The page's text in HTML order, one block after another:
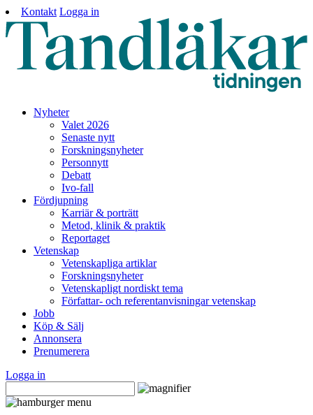
Kontakt Logga in
Nyheter
Valet 2026
Senaste nytt
Forskningsnyheter
Personnytt
Debatt
Ivo-fall
Fördjupning
Karriär & porträtt
Metod, klinik & praktik
Reportaget
Vetenskap
Vetenskapliga artiklar
Forskningsnyheter
Vetenskapligt nordiskt tema
Författar- och referentanvisningar vetenskap
Jobb
Köp & Sälj
Annonsera
Prenumerera
Logga in